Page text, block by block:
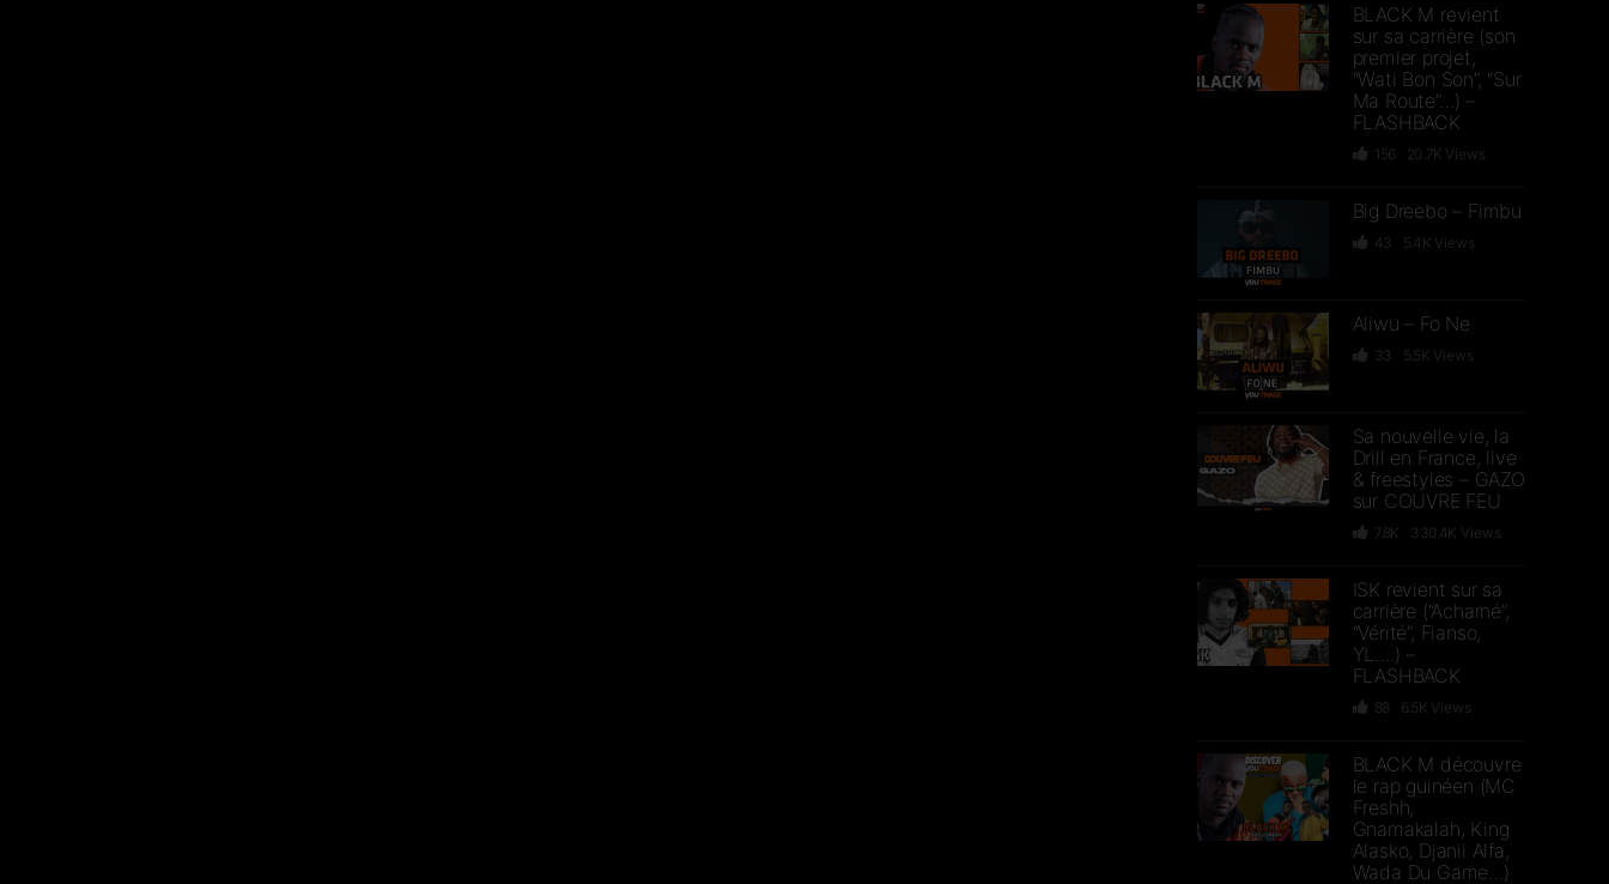
BLACK M revient
sur sa carrière (son
premier projet,
“Wati Bon Son”, “Sur
Ma Route”…) –
FLASHBACK
156 20.7K Views
Big Dreebo – Fimbu
43 5.4K Views
Aliwu – Fo Ne
33 5.5K Views
Sa nouvelle vie, la
Drill en France, live
& freestyles – GAZO
sur COUVRE FEU
7.8K 330.4K Views
ISK revient sur sa
carrière (“Acharné”,
“Vérité”, Fianso,
YL….) –
FLASHBACK
88 6.5KViews
BLACK M découvre
le rap guinéen (MC
Freshh,
Gnamakalah, King
Alasko, Djanii Alfa,
Wada Du Game…)